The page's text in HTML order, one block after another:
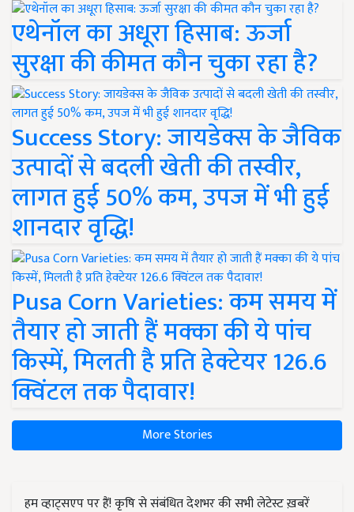
एथेनॉल का अधूरा हिसाब: ऊर्जा
सुरक्षा की कीमत कौन चुका रहा है?
Success Story: जायडेक्स के जैविक
उत्पादों से बदली खेती की तस्वीर,
लागत हुई 50% कम, उपज में भी हुई
शानदार वृद्धि!
Pusa Corn Varieties: कम समय में
तैयार हो जाती हैं मक्का की ये पांच
किस्में, मिलती है प्रति हेक्टेयर 126.6
क्विंटल तक पैदावार!
More Stories
हम व्हाट्सएप पर हैं! कृषि से संबंधित देशभर की सभी लेटेस्ट ख़बरें